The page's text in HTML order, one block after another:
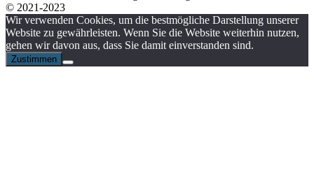
© 2021-2023
Wir verwenden Cookies, um die bestmögliche Darstellung unserer
Website zu gewährleisten. Wenn Sie die Website weiterhin nutzen,
gehen wir davon aus, dass Sie damit einverstanden sind.
Zustimmen